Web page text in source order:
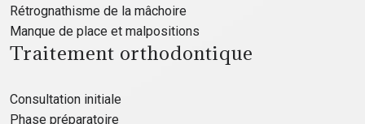
Rétrognathisme de la mâchoire
Manque de place et malpositions
Traitement orthodontique
Consultation initiale
Phase préparatoire